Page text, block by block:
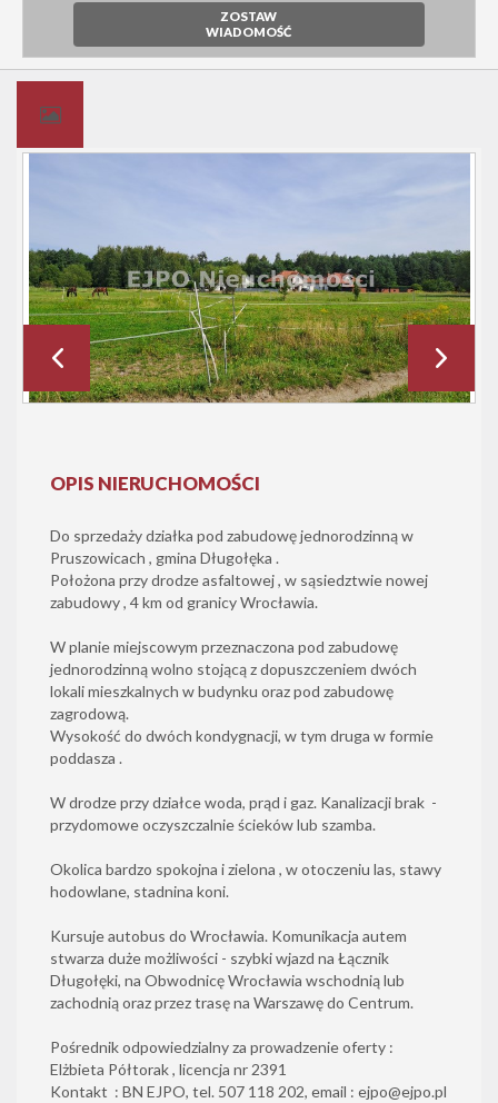
ZOSTAW
WIADOMOŚĆ
OPIS NIERUCHOMOŚCI
Do sprzedaży działka pod zabudowę jednorodzinną w
Pruszowicach , gmina Długołęka .
Położona przy drodze asfaltowej , w sąsiedztwie nowej
zabudowy , 4 km od granicy Wrocławia.
W planie miejscowym przeznaczona pod zabudowę
jednorodzinną wolno stojącą z dopuszczeniem dwóch
lokali mieszkalnych w budynku oraz pod zabudowę
zagrodową.
Wysokość do dwóch kondygnacji, w tym druga w formie
poddasza .
W drodze przy działce woda, prąd i gaz. Kanalizacji brak -
przydomowe oczyszczalnie ścieków lub szamba.
Okolica bardzo spokojna i zielona , w otoczeniu las, stawy
hodowlane, stadnina koni.
Kursuje autobus do Wrocławia. Komunikacja autem
stwarza duże możliwości - szybki wjazd na Łącznik
Długołęki, na Obwodnicę Wrocławia wschodnią lub
zachodnią oraz przez trasę na Warszawę do Centrum.
Pośrednik odpowiedzialny za prowadzenie oferty :
Elżbieta Półtorak , licencja nr 2391
Kontakt : BN EJPO, tel. 507 118 202, email : ejpo@ejpo.pl